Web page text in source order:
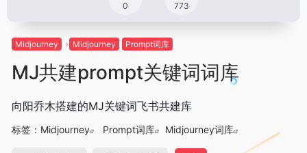
0 773
Midjourney Midjourney Prompt词库
MJ共建prompt关键词词库
向阳乔木搭建的MJ关键词飞书共建库
标签： Midjourney Prompt词库 Midjourney词库